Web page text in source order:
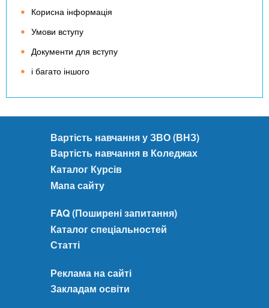
Корисна інформація
Умови вступу
Документи для вступу
і багато іншого
Вартість навчання у ЗВО (ВНЗ)
Вартість навчання в Коледжах
Каталог Курсів
Мапа сайту
FAQ (Поширені запитання)
Каталог спеціальностей
Статті
Реклама на сайті
Закладам освіти